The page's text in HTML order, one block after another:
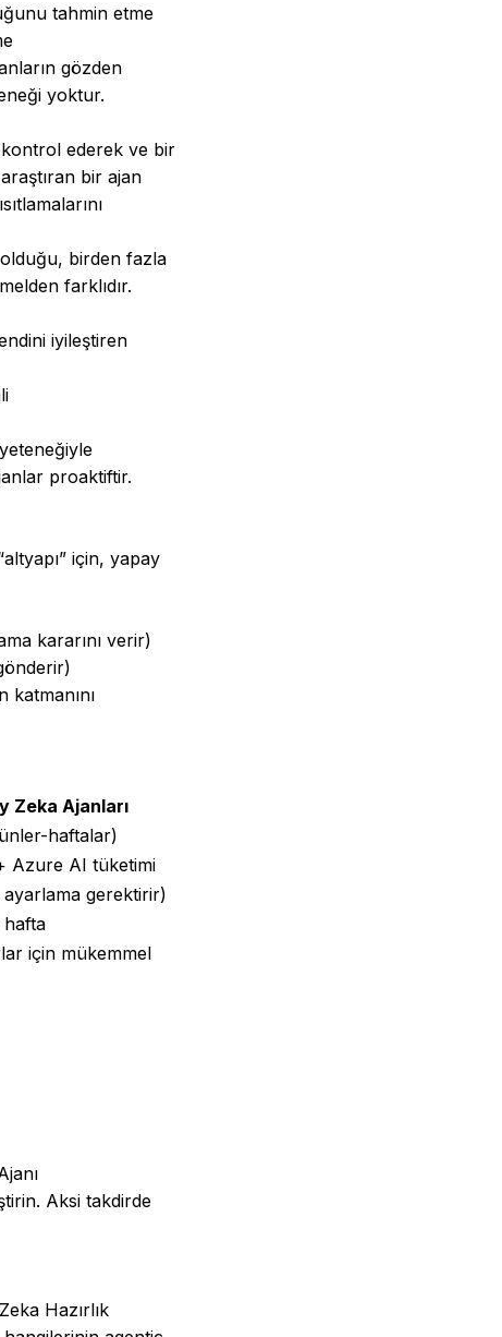
tahmin etme
gözden
yoktur.
ederek ve bir
bir ajan
olduğu, birden fazla
farklıdır.
iyileştiren
proaktiftir.
için, yapay
kararını verir)
Zeka Ajanları
haftalar)
Azure AI tüketimi
gerektirir)
için mükemmel
Aksi takdirde
Hazırlık